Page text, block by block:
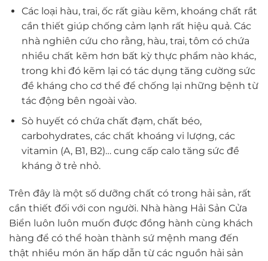
Các loại hàu, trai, ốc rất giàu kẽm, khoáng chất rầt
cần thiết giúp chống cảm lạnh rất hiệu quả. Các
nhà nghiên cứu cho rằng, hàu, trai, tôm có chứa
nhiều chất kẽm hơn bất kỳ thực phẩm nào khác,
trong khi đó kẽm lại có tác dụng tăng cường sức
đề kháng cho cơ thể để chống lại những bệnh từ
tác động bên ngoài vào.
Sò huyết có chứa chất đạm, chất béo,
carbohydrates, các chất khoáng vi lượng, các
vitamin (A, B1, B2)… cung cấp calo tăng sức đề
kháng ở trẻ nhỏ.
Trên đây là một số dưỡng chất có trong hải sản, rất
cần thiết đối với con người. Nhà hàng Hải Sản Cửa
Biển luôn luôn muốn được đồng hành cùng khách
hàng để có thể hoàn thành sứ mệnh mang đến
thật nhiều món ăn hấp dẫn từ các nguồn hải sản